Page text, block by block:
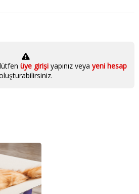
lütfenüye girişiyapınız veya yeni hesap